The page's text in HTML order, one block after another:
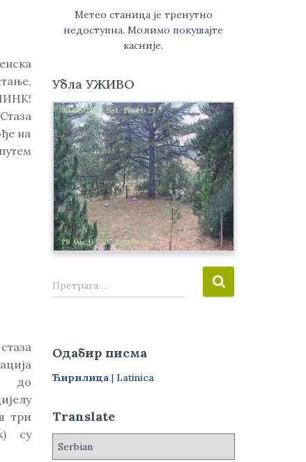
на
до
три
су
Метео станица је тренутно
недоступна. Молимо покушајте
касније.
Убла УЖИВО
П
р
а
г
а
:
Претрага …
Одабир писма
Ћирилица | Latinica
Translate